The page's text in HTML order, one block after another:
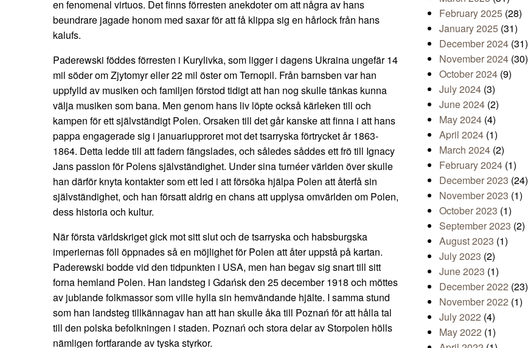
en fenomenal virtuos. Det finns förresten anekdoter om att några av hans
beundrare jagade honom med saxar för att få klippa sig en hårlock från hans
kalufs.
Paderewski föddes förresten i Kurylivka, som ligger i dagens Ukraina ungefär 14
mil söder om Zjytomyr eller 22 mil öster om Ternopil. Från barnsben var han
uppfylld av musiken och familjen förstod tidigt att han nog skulle tänkas kunna
välja musiken som bana. Men genom hans liv löpte också kärleken till och
kampen för ett självständigt Polen. Orsaken till det går kanske att finna i att hans
pappa engagerade sig i januariupproret mot det tsarryska förtrycket år 1863-
1864. Detta ledde till att fadern fängslades, och således såddes ett frö till Ignacy
Jans passion för Polens självständighet. Under sina turnéer världen över skulle
han därför knyta kontakter som ett led i att försöka hjälpa Polen att återfå sin
självständighet, och han försatt aldrig en chans att upplysa omvärlden om Polen,
dess historia och kultur.
När första världskriget gick mot sitt slut och de tsarryska och habsburgska
imperiernas föll öppnades så en möjlighet för Polen att åter uppstå på kartan.
Paderewski bodde vid den tidpunkten i USA, men han begav sig snart till sitt
forna hemland Polen. Han landsteg i Gdańsk den 25 december 1918 och möttes
av jublande folkmassor som ville hylla sin hemvändande hjälte. I samma stund
som han landsteg tillkännagav han att han skulle åka till Poznań för att hålla tal
till den polska befolkningen i staden. Poznań och stora delar av Storpolen hölls
nämligen fortfarande av tyska styrkor.
February 2025 (28)
January 2025 (31)
December 2024 (31)
November 2024 (30)
October 2024 (9)
July 2024 (3)
June 2024 (2)
May 2024 (4)
April 2024 (1)
March 2024 (2)
February 2024 (1)
December 2023 (24)
November 2023 (1)
October 2023 (1)
September 2023 (2)
August 2023 (1)
July 2023 (2)
June 2023 (1)
December 2022 (23)
November 2022 (1)
July 2022 (4)
May 2022 (1)